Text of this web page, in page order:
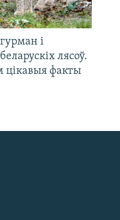
і
лясоў.
цікавыя факты